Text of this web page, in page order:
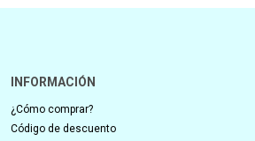
INFORMACIÓN
¿Cómo comprar?
Código de descuento